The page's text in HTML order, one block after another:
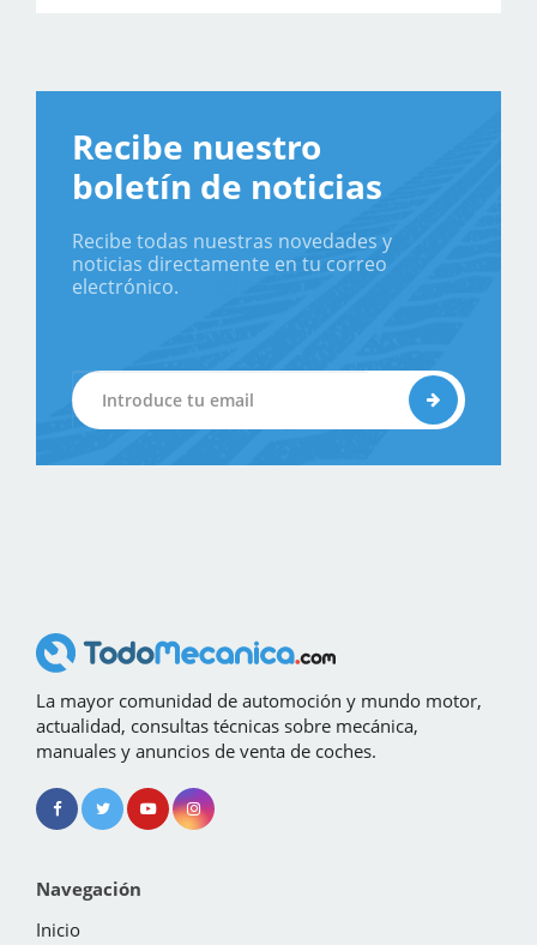
Recibe nuestro
boletín de noticias
Recibe todas nuestras novedades y
noticias directamente en tu correo
electrónico.
La mayor comunidad de automoción y mundo motor,
actualidad, consultas técnicas sobre mecánica,
manuales y anuncios de venta de coches.
Navegación
Inicio